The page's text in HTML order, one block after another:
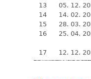
13
05. 12.
14
14. 02.
15
28. 03.
16
25. 04.
17 12. 12.